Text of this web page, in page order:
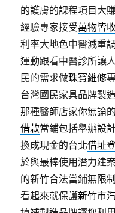
的護膚的課程項目大
經驗專家接受萬物皆
利率大地色中醫減重
運動跟看中醫診所讓
民的需求做珠寶維修
台灣國民家具品牌製
那種醫師店家你無論
借款當鋪包括舉辦設
換成現金的台北借址
於與最棒使用潛力建
的新竹合法當鋪無限
看起來就保護新竹市